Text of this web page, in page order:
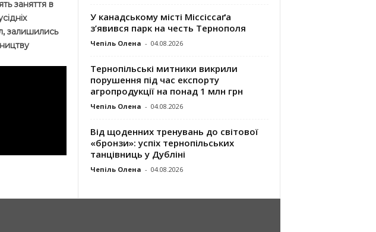
заняття в
залишились
У канадському місті Міссіссаґа
з’явився парк на честь Тернополя
Чепіль Олена - 04.08.2026
Тернопільські митники викрили
порушення під час експорту
агропродукції на понад 1 млн грн
Чепіль Олена - 04.08.2026
Від щоденних тренувань до світової
«бронзи»: успіх тернопільських
танцівниць у Дубліні
Чепіль Олена - 04.08.2026